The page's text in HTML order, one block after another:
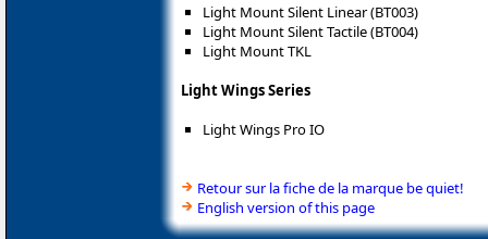
Light Mount Silent Linear (BT003)
Light Mount Silent Tactile (BT004)
Light Mount TKL
Light Wings Series
Light Wings Pro IO
Retour sur la fiche de la marque be quiet!
English version of this page